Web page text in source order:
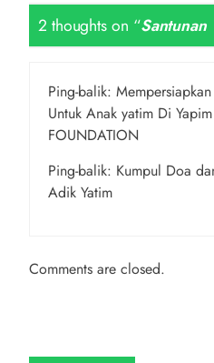
2 thoughts on “Santunan
Ping-balik:
Untuk Anak yatim Di
FOUNDATION
Ping-balik: Kumpul Doa
Adik Yatim
Comments are closed.